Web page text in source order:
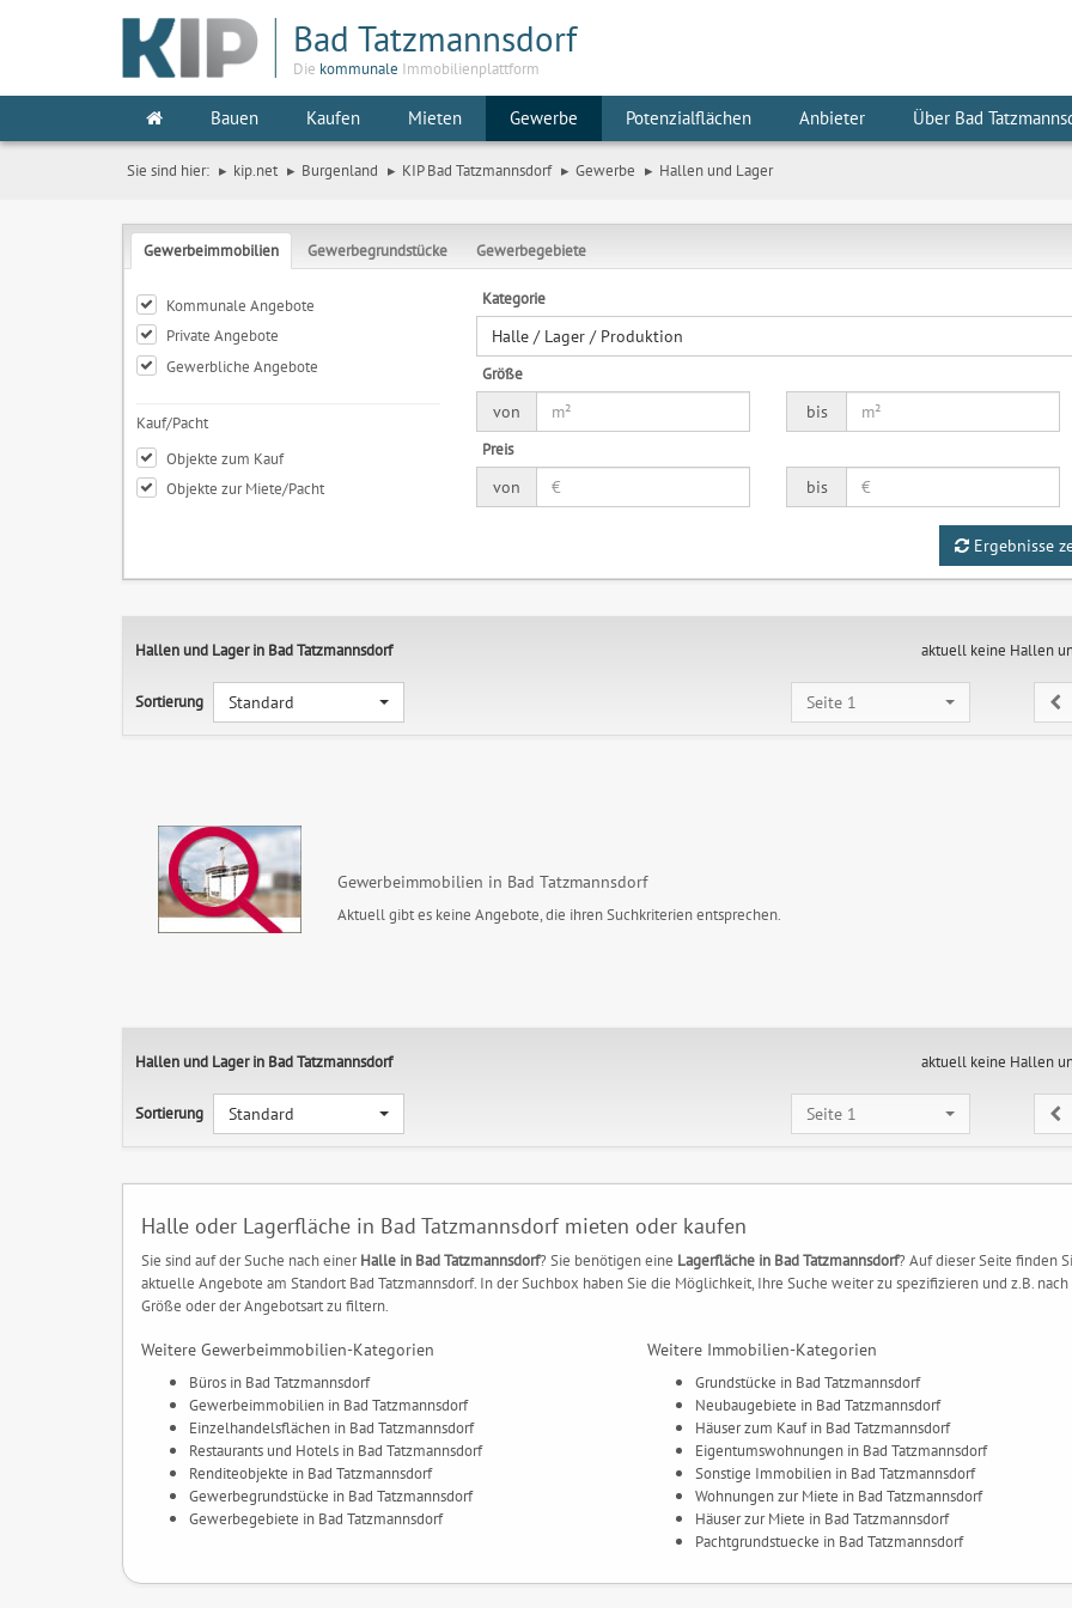
Bad Tatzmannsdorf
Die kommunale Immobilienplattform
Bauen Kaufen Mieten Gewerbe Potenzialflächen Anbieter Über Bad
Sie sind hier: kip.net Burgenland KIP Bad Tatzmannsdorf Gewerbe Hallen und Lager
Gewerbeimmobilien Gewerbegrundstücke Gewerbegebiete
Kommunale Angebote
Private Angebote
Gewerbliche Angebote
Kauf/Pacht
Objekte zum Kauf
Objekte zur Miete/Pacht
Kategorie
Halle / Lager / Produktion
Größe
von
bis
Preis
von
bis
Ergebnisse
Hallen und Lager in Bad Tatzmannsdorf
Sortierung Standard
aktuell keine Hallen
Seite 1
Gewerbeimmobilien in Bad Tatzmannsdorf
Aktuell gibt es keine Angebote, die ihren Suchkriterien entsprechen.
Hallen und Lager in Bad Tatzmannsdorf
Sortierung Standard
aktuell keine Hallen
Seite 1
Halle oder Lagerfläche in Bad Tatzmannsdorf mieten oder kaufen
Sie sind auf der Suche nach einerHalle in Bad Tatzmannsdorf? Sie benötigen eine Lagerfläche in Bad Tatzmannsdorf? Auf dieser Seite finden
aktuelle Angebote am Standort Bad Tatzmannsdorf. In der Suchbox haben Sie die Möglichkeit, Ihre Suche weiter zu spezifizieren und z.B.
Größe oder der Angebotsart zu filtern.
Weitere Gewerbeimmobilien-Kategorien
Büros in Bad Tatzmannsdorf
Gewerbeimmobilien in Bad Tatzmannsdorf
Einzelhandelsflächen in Bad Tatzmannsdorf
Restaurants und Hotels in Bad Tatzmannsdorf
Renditeobjekte in Bad Tatzmannsdorf
Gewerbegrundstücke in Bad Tatzmannsdorf
Gewerbegebiete in Bad Tatzmannsdorf
Weitere Immobilien-Kategorien
Grundstücke in Bad Tatzmannsdorf
Neubaugebiete in Bad Tatzmannsdorf
Häuser zum Kauf in Bad Tatzmannsdorf
Eigentumswohnungen in Bad Tatzmannsdorf
Sonstige Immobilien in Bad Tatzmannsdorf
Wohnungen zur Miete in Bad Tatzmannsdorf
Häuser zur Miete in Bad Tatzmannsdorf
Pachtgrundstuecke in Bad Tatzmannsdorf